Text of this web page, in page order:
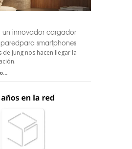
un innovador cargador
smartphones
Jung nos hacen llegar la